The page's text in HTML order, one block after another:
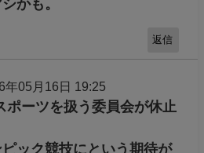
30代前に引退するよ。
も普通のスポーツレベル
持たないし、トップレベ
だ人じゃないと食べてい